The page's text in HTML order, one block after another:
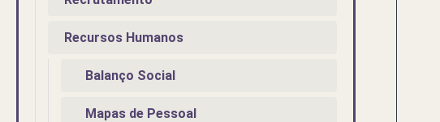
Recursos Humanos
Balanço Social
Mapas de Pessoal